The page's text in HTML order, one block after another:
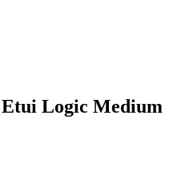
Etui Logic Medium